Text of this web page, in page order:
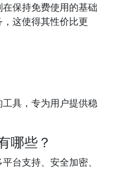
保持免费使用的基础
这使得其性价比更
具，专为用户提供稳
哪些？
台支持、安全加密、